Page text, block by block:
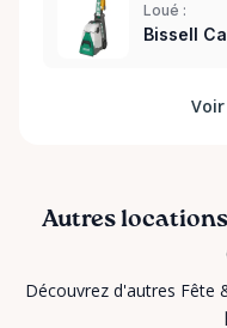
Loué :
Bissell
Autres
Découvrez d'autres Fête